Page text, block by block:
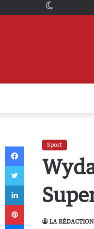
Sport
LA RÉDACTION
Facebook
Twitter
Linkedin
Messenger